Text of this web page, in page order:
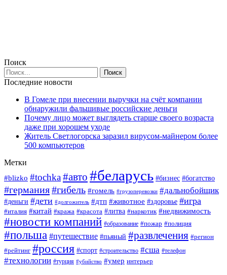
Поиск
Последние новости
В Гомеле при внесении выручки на счёт компании
обнаружили фальшивые российские деньги
Почему лицо может выглядеть старше своего возраста
даже при хорошем уходе
Житель Светлогорска заразил вирусом-майнером более
500 компьютеров
Метки
#blizko #tochka#авто #беларусь #бизнес #богатство
#германия#гибель #гомель #грузоперевозки #дальнобойщик
#деньги #дети #долгожитель #дтп #животное #здоровье #игра
#италия #китай #кража #красота #литва #наркотик #недвижимость
#новости компаний #образование #пожар #полиция
#польша #путешествие #пьяный #развлечения #регион
#рейтинг #россия #спорт #строительство #сша #телефон
#технологии #турция #убийство #умер интерьер